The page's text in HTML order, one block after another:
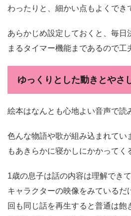
わったりと、細かい点もよくでき
あらかじめ設定しておくと、毎日
まるタイマー機能まであるので工
ゆっくりとした動きとやさ
絵本はなんとも心地よい音声で読
色んな物語や歌が組み込まれてい
もあきらかに寝かしにかかってく
1歳の息子は話の内容は理解でき
キャラクターの映像をみているだ
回も同じ話を再生すると普通は飽